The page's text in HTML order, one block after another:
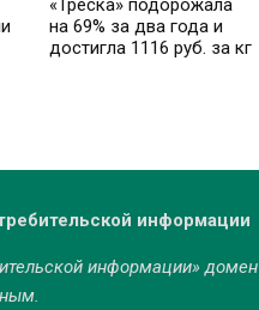
«Треска» подорожала
на 69% за два года и
достигла 1116 руб. за кг
информации
информации» домен